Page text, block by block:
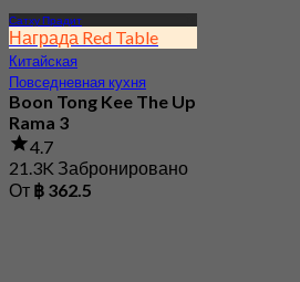
Повседневная кухня
Boon Tong Kee The Up
Rama 3
4.7
21.3K Забронировано
От฿ 362.5